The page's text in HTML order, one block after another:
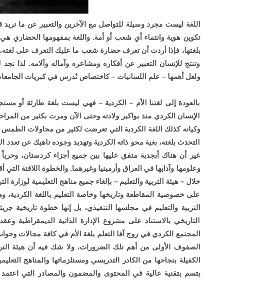
اللغة ليست مجرد وسيلة للتواصل مع الآخرين والتعبير عن ما
تكوين هوية وانتماء أي شعب أو أمة. واللغة بمفهومها الحضاري
بلغتها، فإذا أردت أن تعرف حضارة شعب ما عليك التعرف على
وتنتج للإنسان التعبير عن أفكاره ومشاعره وآماله وآلامه. لذا
ولعل أهمها – علم اللسانيات – كاختصاص تُدرس في كبريات
بالعودة إلى لغتنا الأم – الكردية – فهي ليست بلغة طارئة أو
الإنسان الكردي منذ بواكير ولادته وحتى الآن ومرت بكثير من
وكيانه كذلك اللغة الكردية التي تعرضت لكثير من محاولات الطمس
التحدث بلغته، بغية محو ذاته الكردية وتهديد وجوده ناهيك عن
غير أن هناك أبجدية متفق عليها بين جميع أجزاء كردستان،
وعلومها وآدابها في العراق وأرمينيا وغيرهما. والخطوة اللافتة
خلال – هيئة التربية والتعليم – بإلغاء جميع مناهج التعليمية لوزارة
على خصوصية المقاطعة وتاريخها وخاصة التعليم باللغة الكردية،
التربية والتعليم في مجلسها التنفيذي، بل إنها خطوة تاريخية
التاريخي بالاستناد على مشروع الإدارة الذاتية
المجتمع الكردي في روج آفا التعلم بلغة الأم في كافة مجالات
الصفوف الأولى من أهم تلك الضرورات، ولا شك فيه أن هيئة
الكفيلة بنجاحها من الكادر التدريسي ومستلزماتها والمناهج
يتسم بتقنية عالية في المحتوى والمضمون والمصادر التي